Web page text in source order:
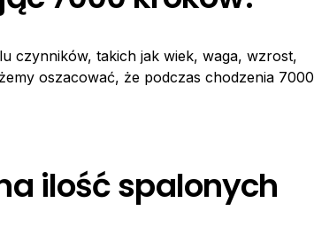
czynników, takich jak wiek, waga, wzrost,
oszacować, że podczas chodzenia 7000
ilość spalonych